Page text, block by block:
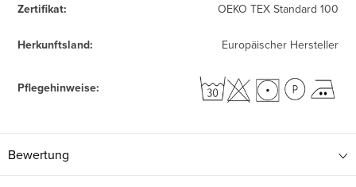
Zertifikat: OEKO TEX Standard 100
Herkunftsland: Europäischer Hersteller
Pflegehinweise:
Bewertung